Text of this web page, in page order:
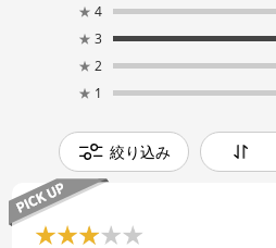
★ 4
★ 3
★ 2
★ 1
絞り込み